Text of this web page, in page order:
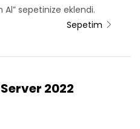
Al” sepetinize eklendi.
Sepetim
2022